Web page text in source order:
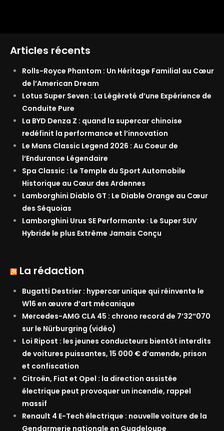
Articles récents
Rolls-Royce Phantom : Un Héritage Familial au Cœur
de l’American Dream
Lotus Super Seven : La Légèreté d’une Expérience de
Conduite Pure
La BYD Denza Z : quand la supercar chinoise
redéfinit la performance et l’innovation
Le Mans Classic Legend 2026 : Au Coeur de
l’Endurance Légendaire
Spa Classic : Le Temple du Sport Automobile
Historique au Cœur des Ardennes
Lamborghini Diablo GT : Le Diable Orange au Cœur
des Séquoias
Lamborghini Urus SE Performante : Le Super SUV
Hybride le plus Extrême Jamais Conçu
La rédaction
Bugatti Destrier : hypercar unique qui réinvente le
W16 en œuvre d’art mécanique
Mercedes-AMG CLA 45 : chrono record de 7’32″070
sur le Nürburgring (vidéo)
Loi Ripost : les jeunes conducteurs bientôt interdits
de voitures puissantes, 15 000 € d’amende, prison
et confiscation
Citroën, Fiat et Opel : la direction assistée
électrique peut provoquer un incendie, rappel
massif
Renault 4 E-Tech électrique : nouvelle voiture de la
Gendarmerie nationale en Guadeloupe